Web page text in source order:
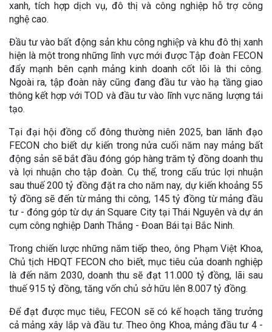
xanh, tích hợp dịch vụ, đô thị và công nghiệp hỗ trợ công
nghệ cao.
Đầu tư vào bất động sản khu công nghiệp và khu đô thị xanh
hiện là một trong những lĩnh vực mới được Tập đoàn FECON
đẩy mạnh bên cạnh mảng kinh doanh cốt lõi là thi công.
Ngoài ra, tập đoàn này cũng đang đầu tư vào hạ tầng giao
thông kết hợp với TOD và đầu tư vào lĩnh vực năng lượng tái
tạo.
Tại đại hội đồng cổ đông thường niên 2025, ban lãnh đạo
FECON cho biết dự kiến trong nửa cuối năm nay mảng bất
động sản sẽ bắt đầu đóng góp hàng trăm tỷ đồng doanh thu
và lợi nhuận cho tập đoàn. Cụ thể, trong cấu trúc lợi nhuận
sau thuế 200 tỷ đồng đặt ra cho năm nay, dự kiến khoảng 55
tỷ đồng sẽ đến từ mảng thi công, 145 tỷ đồng từ mảng đầu
tư - đóng góp từ dự án Square City tại Thái Nguyên và dự án
cụm công nghiệp Danh Thắng - Đoan Bái tại Bắc Ninh.
Trong chiến lược những năm tiếp theo, ông Phạm Việt Khoa,
Chủ tịch HĐQT FECON cho biết, mục tiêu của doanh nghiệp
là đến năm 2030, doanh thu sẽ đạt 11.000 tỷ đồng, lãi sau
thuế 915 tỷ đồng, tăng vốn chủ sở hữu lên 8.007 tỷ đồng.
Để đạt được mục tiêu, FECON sẽ có kế hoạch tăng trưởng
cả mảng xây lắp và đầu tư. Theo ông Khoa, mảng đầu tư 4 -